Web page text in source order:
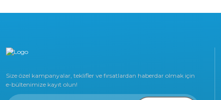
Size özel kampanyalar, teklifler ve fırsatlardan haberdar olmak için
e-bültenimize kayıt olun!